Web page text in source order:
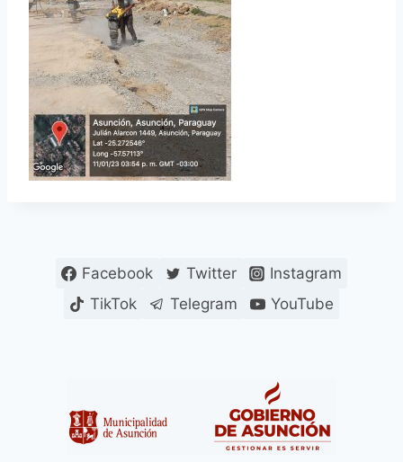
Facebook Twitter
Instagram
TikTok
Telegram YouTube